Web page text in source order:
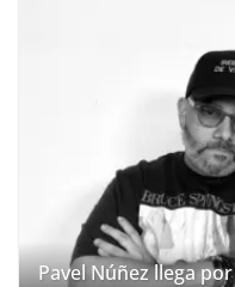
Pavel Núñez llega